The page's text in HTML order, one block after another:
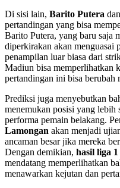
Di sisi lain, Barito Putera dan
pertandingan yang bisa
Barito Putera, yang baru saja
diperkirakan akan menguasai
penampilan luar biasa dari
Madiun bisa memperlihatkan
pertandingan ini bisa berubah
Prediksi juga menyebutkan
menemukan posisi yang lebih
performa pemain belakang.
Lamongan akan menjadi
ancaman besar jika mereka
Dengan demikian, hasil liga 1
mendatang memperlihatkan
menawarkan kejutan dan